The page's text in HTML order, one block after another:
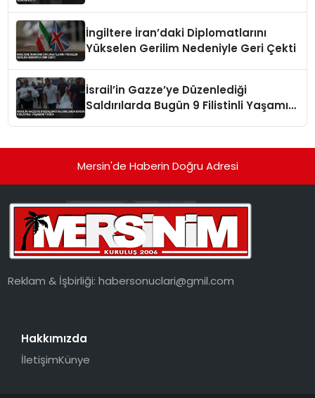
İngiltere İran’daki Diplomatlarını
Yükselen Gerilim Nedeniyle Geri Çekti
İsrail’in Gazze’ye Düzenlediği
Saldırılarda Bugün 9 Filistinli Yaşamını
Mersin'de Haberin Doğru Adresi
Reklam & İşbirliği:habersonuclari@gmil.com
Hakkımızda
İletişimKünye